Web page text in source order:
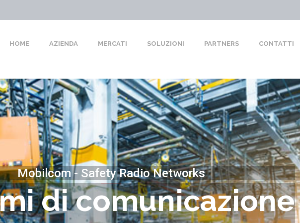
HOME AZIENDA MERCATI SOLUZIONI PARTNERS CONTATTI
di comunicazione
Mobilcom - Safety Radio Networks